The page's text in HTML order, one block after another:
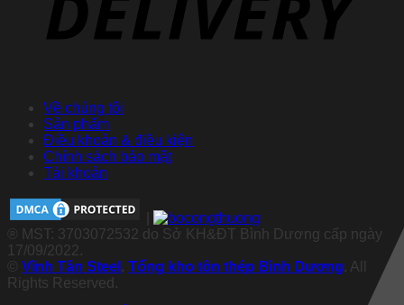
Về chúng tôi
Sản phẩm
Điều khoản & điều kiện
Chính sách bảo mật
Tài khoản
® MST: 3703072532 do Sở KH&ĐT Bình Dương cấp ngày
17/09/2022.
© Vĩnh Tân Steel . Tổng kho tôn thép Bình Dương. All
Rights Reserved.